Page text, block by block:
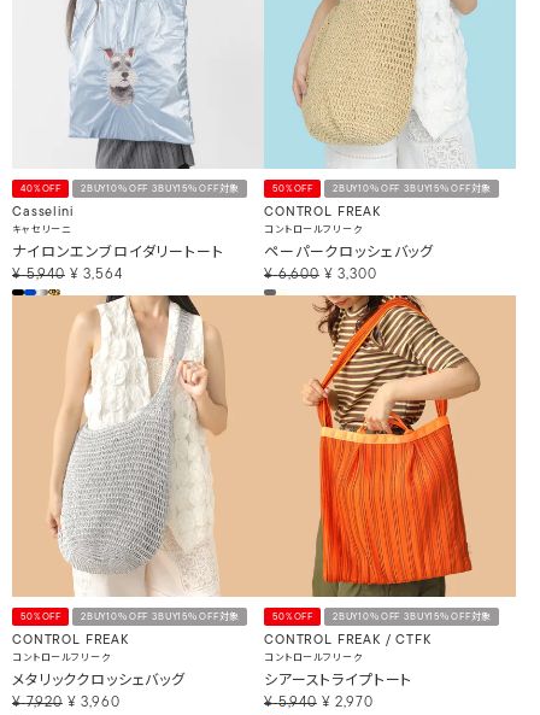
40%OFF 2BUY10％OFF 3BUY15％OFF対象
Casselini
キャセリーニ
ナイロンエンブロイダリートート
¥ 5,940 ¥ 3,564
50%OFF 2BUY10％OFF 3BUY15％OFF対象
CONTROL FREAK
コントロールフリーク
ペーパークロッシェバッグ
¥ 6,600 ¥ 3,300
50%OFF 2BUY10％OFF 3BUY15％OFF対象
CONTROL FREAK
コントロールフリーク
メタリッククロッシェバッグ
¥ 7,920 ¥ 3,960
50%OFF 2BUY10％OFF 3BUY15％OFF対象
CONTROL FREAK / CTFK
コントロールフリーク
シアーストライプトート
¥ 5,940 ¥ 2,970